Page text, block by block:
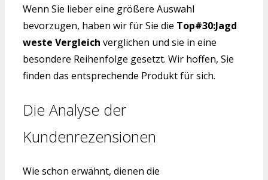
Wenn Sie lieber eine größere Auswahl
bevorzugen, haben wir für Sie die Top#30:Jagd
weste Vergleich verglichen und sie in eine
besondere Reihenfolge gesetzt. Wir hoffen, Sie
finden das entsprechende Produkt für sich.
Die Analyse der
Kundenrezensionen
Wie schon erwähnt, dienen die